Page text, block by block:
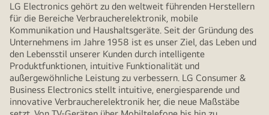
LG Electronics gehört zu den weltweit führenden Herstellern
für die Bereiche Verbraucherelektronik, mobile
Kommunikation und Haushaltsgeräte. Seit der Gründung des
Unternehmens im Jahre 1958 ist es unser Ziel, das Leben und
den Lebensstil unserer Kunden durch intelligente
Produktfunktionen, intuitive Funktionalität und
außergewöhnliche Leistung zu verbessern. LG Consumer &
Business Electronics stellt intuitive, energiesparende und
innovative Verbraucherelektronik her, die neue Maßstäbe